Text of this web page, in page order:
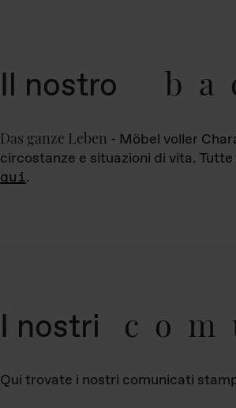
Il nostro
Das ganze Leben - Möbel voller
circostanze e situazioni di vita.
qui.
I nostri
Qui trovate i nostri comunicati